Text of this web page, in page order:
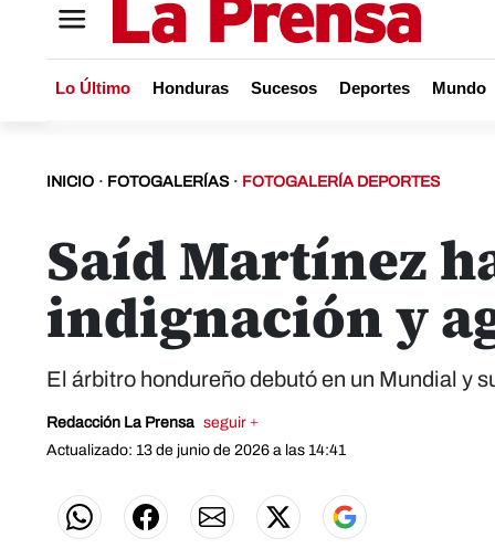
Lo Último Honduras Sucesos Deportes Mundo
INICIO · FOTOGALERÍAS · FOTOGALERÍA DEPORTES
Saíd Martínez
indignación y
El árbitro hondureño debutó en un Mundial y
Redacción La Prensa seguir +
Actualizado: 13 de junio de 2026 a las 14:41